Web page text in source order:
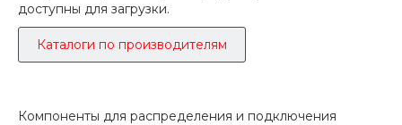
доступны для загрузки.
Каталоги по производителям
Компоненты для распределения и подключения